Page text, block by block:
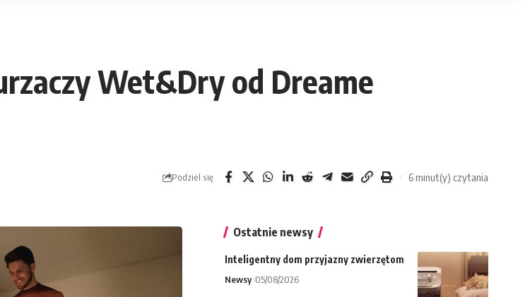
Wet&Dry od Dreame
Podziel się 6 minut(y) czytania
Ostatnie newsy
Inteligentny dom przyjazny zwierzętom
Newsy 05/08/2026